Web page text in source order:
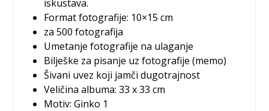
iskustava.
Format fotografije: 10×15 cm
za 500 fotografija
Umetanje fotografije na ulaganje
Bilješke za pisanje uz fotografije (memo)
Šivani uvez koji jamči dugotrajnost
Veličina albuma: 33 x 33 cm
Motiv: Ginko 1